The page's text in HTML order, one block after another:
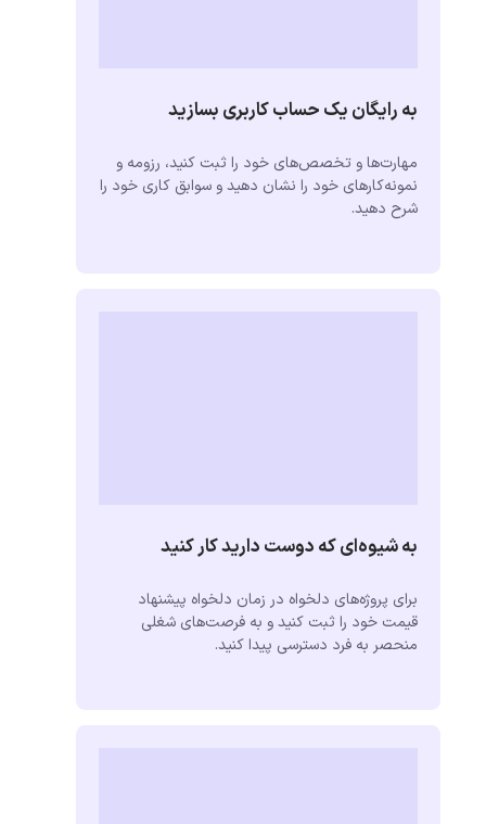
به رایگان یک حساب کاربری بسازید
مهارت‌ها و تخصص‌های خود را ثبت کنید، رزومه و
نمونه‌کارهای خود را نشان دهید و سوابق کاری خود را
شرح دهید.
به شیوه‌ای که دوست دارید کار کنید
برای پروژه‌های دلخواه در زمان دلخواه پیشنهاد
قیمت خود را ثبت کنید و به فرصت‌های شغلی
منحصر به فرد دسترسی پیدا کنید.